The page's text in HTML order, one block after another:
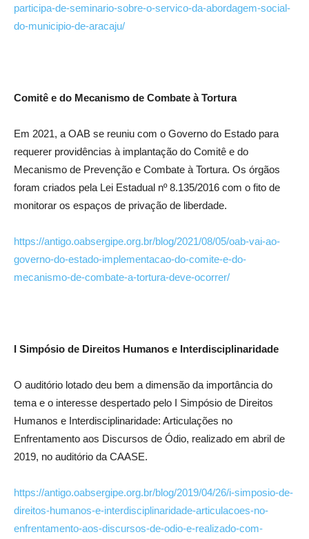
participa-de-seminario-sobre-o-servico-da-abordagem-social-
do-municipio-de-aracaju/
Comitê e do Mecanismo de Combate à Tortura
Em 2021, a OAB se reuniu com o Governo do Estado para
requerer providências à implantação do Comitê e do
Mecanismo de Prevenção e Combate à Tortura. Os órgãos
foram criados pela Lei Estadual nº 8.135/2016 com o fito de
monitorar os espaços de privação de liberdade.
https://antigo.oabsergipe.org.br/blog/2021/08/05/oab-vai-ao-
governo-do-estado-implementacao-do-comite-e-do-
mecanismo-de-combate-a-tortura-deve-ocorrer/
I Simpósio de Direitos Humanos e Interdisciplinaridade
O auditório lotado deu bem a dimensão da importância do
tema e o interesse despertado pelo I Simpósio de Direitos
Humanos e Interdisciplinaridade: Articulações no
Enfrentamento aos Discursos de Ódio, realizado em abril de
2019, no auditório da CAASE.
https://antigo.oabsergipe.org.br/blog/2019/04/26/i-simposio-de-
direitos-humanos-e-interdisciplinaridade-articulacoes-no-
enfrentamento-aos-discursos-de-odio-e-realizado-com-